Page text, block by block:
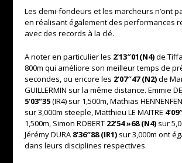
Les demi-fondeurs et les marcheurs n’ont
en réalisant également des performances
avec des records à la clé.
A noter en particulier les 2’13″01(N4)de
800m qui améliore son meilleur temps de
secondes, ou encore les 2’07″47 (N2)de
GUILLERMIN sur la même distance. Emmie
5’03’’35(IR4) sur 1,500m, Mathias
sur 3,000m steeple, Matthieu LE MAITRE
1,500m, Simon ROBERT 22’54 »68 (N4) sur
Jérémy DURA 8’36″88 (IR1) sur 3,000m ont
dans leurs disciplines respectives.